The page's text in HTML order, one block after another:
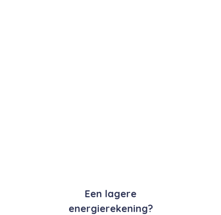
Een lagere
energierekening?